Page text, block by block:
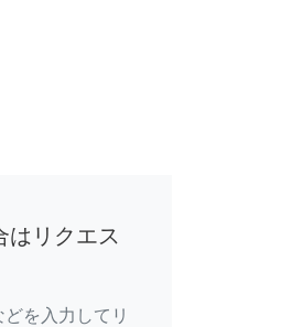
はリクエス
を入力してリ